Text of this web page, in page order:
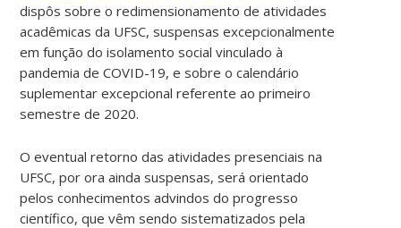
dispôs sobre o redimensionamento de atividades
acadêmicas da UFSC, suspensas excepcionalmente
em função do isolamento social vinculado à
pandemia de COVID-19, e sobre o calendário
suplementar excepcional referente ao primeiro
semestre de 2020.
O eventual retorno das atividades presenciais na
UFSC, por ora ainda suspensas, será orientado
pelos conhecimentos advindos do progresso
científico, que vêm sendo sistematizados pela